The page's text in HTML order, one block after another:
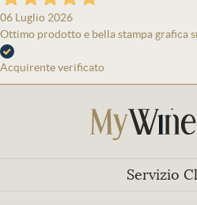
06 Luglio 2026
Ottimo prodotto e bella stampa grafica
Acquirente verificato
Servizio